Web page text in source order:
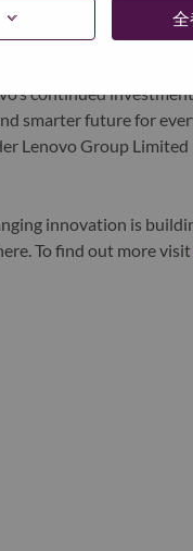
全
as the world’s largest
devices (PCs,
computing and
continued
smarter future for
Lenovo Group Limited
innovation is
To find out more visit